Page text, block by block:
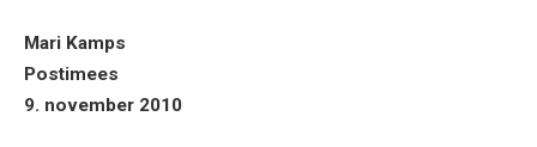
Mari Kamps
Postimees
9. november 2010